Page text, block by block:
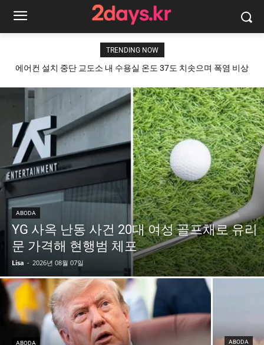
TRENDING NOW
에어컨 설치 중단 교도소 내 수용실 온도 37도 치솟으며 폭염 비상
ABODA
YG 사옥 난동 사건 20대 여성 골프채로 유리
문 가격해 현행범 체포
Lisa - 2026년 08월 07일
ABODA ABODA